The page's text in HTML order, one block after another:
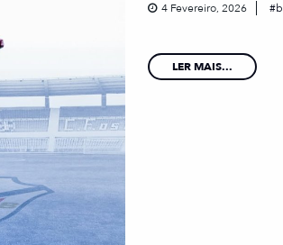
4 Fevereiro, 2026
LER MAIS...